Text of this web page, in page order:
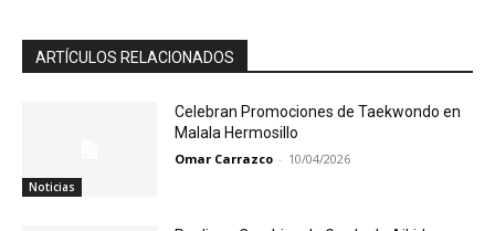
ARTÍCULOS RELACIONADOS
Noticias
Celebran Promociones de Taekwondo en
Malala Hermosillo
Omar Carrazco - 10/04/2026